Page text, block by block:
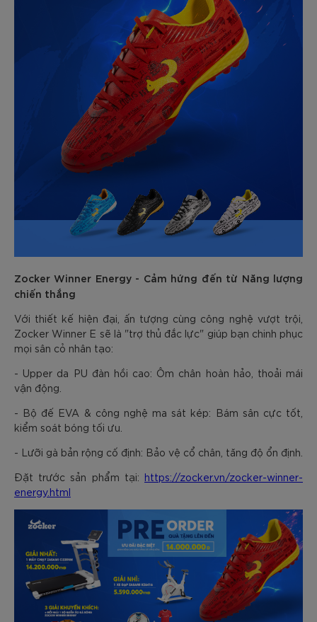
Zocker Winner Energy - Cảm hứng đến từ Năng lượng
chiến thắng
Với thiết kế hiện đại, ấn tượng cùng công nghệ vượt trội,
Zocker Winner E sẽ là "trợ thủ đắc lực" giúp bạn chinh phục
mọi sân cỏ nhân tạo:
- Upper da PU đàn hồi cao: Ôm chân hoàn hảo, thoải mái
vận động.
- Bộ đế EVA & công nghệ ma sát kép: Bám sân cực tốt,
kiểm soát bóng tối ưu.
- Lưỡi gà bản rộng cố định: Bảo vệ cổ chân, tăng độ ổn định.
Đặt trước sản phẩm tại: https://zocker.vn/zocker-winner-
energy.html